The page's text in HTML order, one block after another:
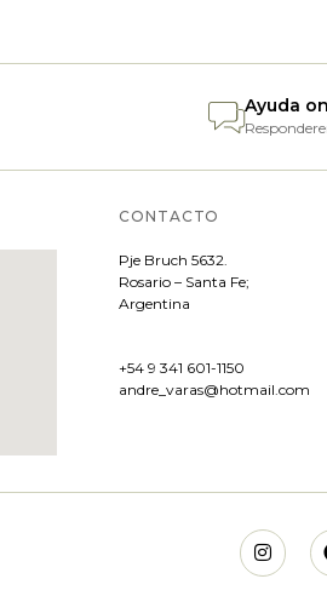
Ayuda
CONTACTO
Pje Bruch 5632.
Rosario – Santa Fe;
Argentina
+54 9 341 601-1150
andre_varas@hotmail.com